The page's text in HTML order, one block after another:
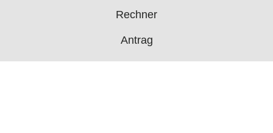
Rechner
Antrag
Auszahlungstermine